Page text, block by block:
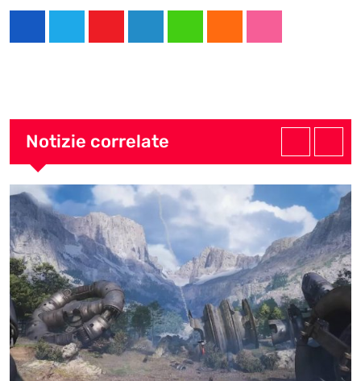
u
e
e
I
p
p
e
U
o
n
Notizie correlate